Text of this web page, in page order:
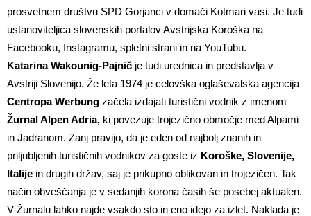
prosvetnem društvu SPD Gorjanci v domači Kotmari vasi. Je tudi
ustanoviteljica slovenskih portalov Avstrijska Koroška na
Facebooku, Instagramu, spletni strani in na YouTubu.
Katarina Wakounig-Pajnič je tudi urednica in predstavlja v
Avstriji Slovenijo. Že leta 1974 je celovška oglaševalska agencija
Centropa Werbung začela izdajati turistični vodnik z imenom
Žurnal Alpen Adria, ki povezuje trojezično območje med Alpami
in Jadranom. Zanj pravijo, da je eden od najbolj znanih in
priljubljenih turističnih vodnikov za goste iz Koroške, Slovenije,
Italije in drugih držav, saj je prikupno oblikovan in trojezičen. Tak
način obveščanja je v sedanjih korona časih še posebej aktualen.
V Žurnalu lahko najde vsakdo sto in eno idejo za izlet. Naklada je